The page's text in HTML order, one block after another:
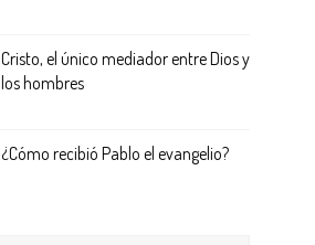
Cristo, el único mediador entre Dios y
los hombres
¿Cómo recibió Pablo el evangelio?